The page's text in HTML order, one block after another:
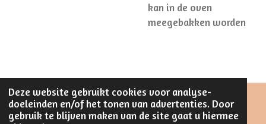
Deze website gebruikt cookies voor analyse-
doeleinden en/of het tonen van advertenties. Door
gebruik te blijven maken van de site gaat u hiermee
kan in de oven
meegebakken worden
© 2023 - 2026 Stijlvol Creatief